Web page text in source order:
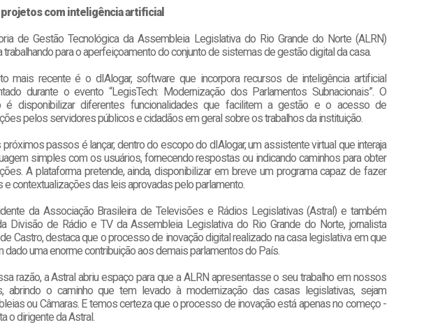
com inteligência artificial
de Gestão Tecnológica da Assembleia Legislativa do Rio Grande do Norte (ALRN)
trabalhando para o aperfeiçoamento do conjunto de sistemas de gestão digital da casa.
mais recente é o dIAlogar, software que incorpora recursos de inteligência artificial
durante o evento “LegisTech: Modernização dos Parlamentos Subnacionais”. O
é disponibilizar diferentes funcionalidades que facilitem a gestão e o acesso de
pelos servidores públicos e cidadãos em geral sobre os trabalhos da instituição.
passos é lançar, dentro do escopo do dIAlogar, um assistente virtual que interaja
simples com os usuários, fornecendo respostas ou indicando caminhos para obter
A plataforma pretende, ainda, disponibilizar em breve um programa capaz de fazer
e contextualizações das leis aprovadas pelo parlamento.
da Associação Brasileira de Televisões e Rádios Legislativas (Astral) e também
Divisão de Rádio e TV da Assembleia Legislativa do Rio Grande do Norte, jornalista
Castro, destaca que o processo de inovação digital realizado na casa legislativa em que
dado uma enorme contribuição aos demais parlamentos do País.
razão, a Astral abriu espaço para que a ALRN apresentasse o seu trabalho em nossos
abrindo o caminho que tem levado à modernização das casas legislativas, sejam
ou Câmaras. E temos certeza que o processo de inovação está apenas no começo -
o dirigente da Astral.